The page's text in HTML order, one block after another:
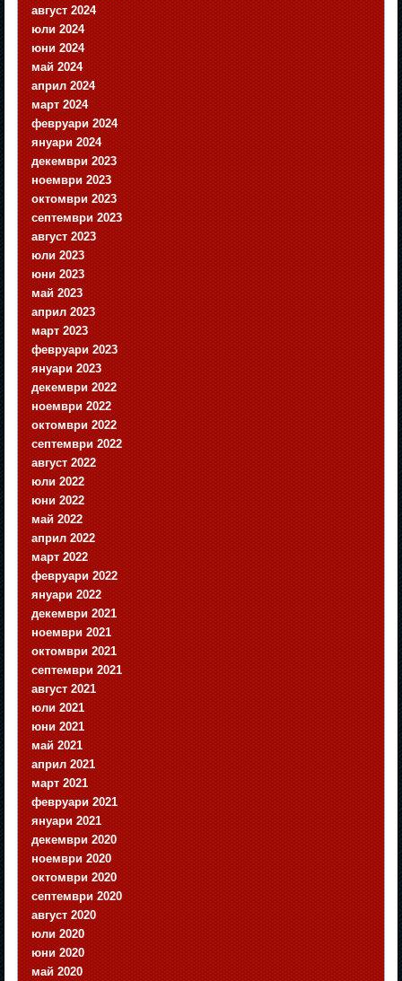
август 2024
юли 2024
юни 2024
май 2024
април 2024
март 2024
февруари 2024
януари 2024
декември 2023
ноември 2023
октомври 2023
септември 2023
август 2023
юли 2023
юни 2023
май 2023
април 2023
март 2023
февруари 2023
януари 2023
декември 2022
ноември 2022
октомври 2022
септември 2022
август 2022
юли 2022
юни 2022
май 2022
април 2022
март 2022
февруари 2022
януари 2022
декември 2021
ноември 2021
октомври 2021
септември 2021
август 2021
юли 2021
юни 2021
май 2021
април 2021
март 2021
февруари 2021
януари 2021
декември 2020
ноември 2020
октомври 2020
септември 2020
август 2020
юли 2020
юни 2020
май 2020